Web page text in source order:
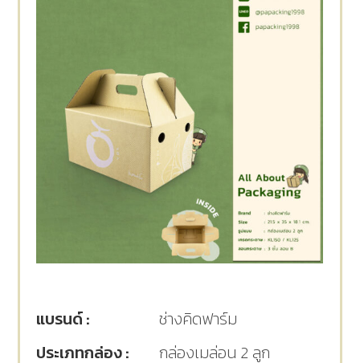
แบรนด์ :
ช่างคิดฟาร์ม
ประเภทกล่อง :
กล่องเมล่อน 2 ลูก